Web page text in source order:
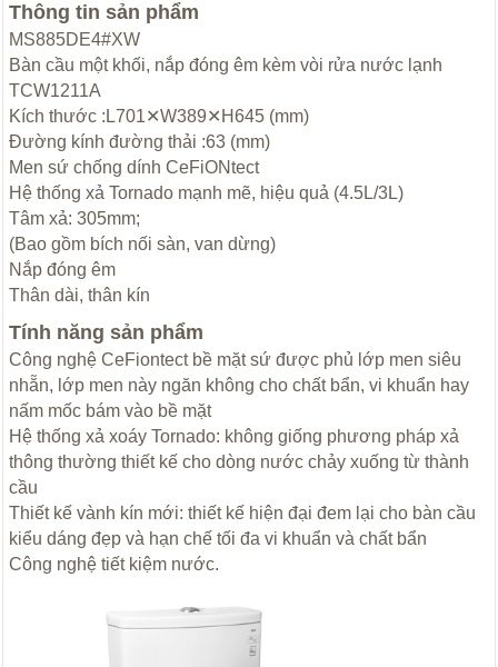
Thông tin sản phẩm
MS885DE4#XW
Bàn cầu một khối, nắp đóng êm kèm vòi rửa nước lạnh
TCW1211A
Kích thước :L701✕W389✕H645 (mm)
Đường kính đường thải :63 (mm)
Men sứ chống dính CeFiONtect
Hệ thống xả Tornado mạnh mẽ, hiệu quả (4.5L/3L)
Tâm xả: 305mm;
(Bao gồm bích nối sàn, van dừng)
Nắp đóng êm
Thân dài, thân kín
Tính năng sản phẩm
Công nghệ CeFiontect bề mặt sứ được phủ lớp men siêu
nhẵn, lớp men này ngăn không cho chất bẩn, vi khuẩn hay
nấm mốc bám vào bề mặt
Hệ thống xả xoáy Tornado: không giống phương pháp xả
thông thường thiết kế cho dòng nước chảy xuống từ thành
cầu
Thiết kế vành kín mới: thiết kế hiện đại đem lại cho bàn cầu
kiểu dáng đẹp và hạn chế tối đa vi khuẩn và chất bẩn
Công nghệ tiết kiệm nước.